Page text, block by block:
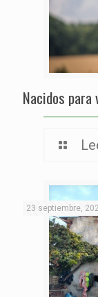
Nacidos para
23 septiembre,